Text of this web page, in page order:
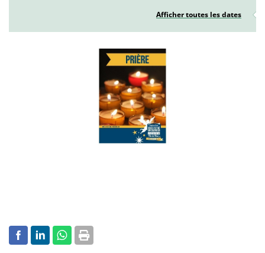
Afficher toutes les dates